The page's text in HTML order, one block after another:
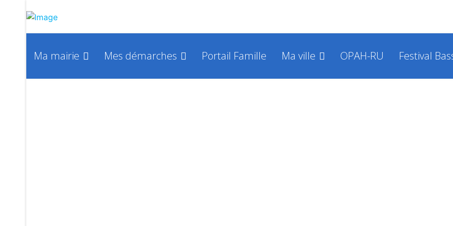
Ma mairie Mes démarches Portail Famille Ma ville OPAH-RU Festival